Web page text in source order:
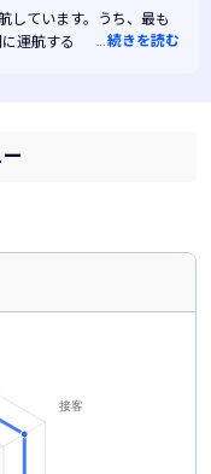
しています。うち、最も
に運航するのは20:00で
…続きを読む